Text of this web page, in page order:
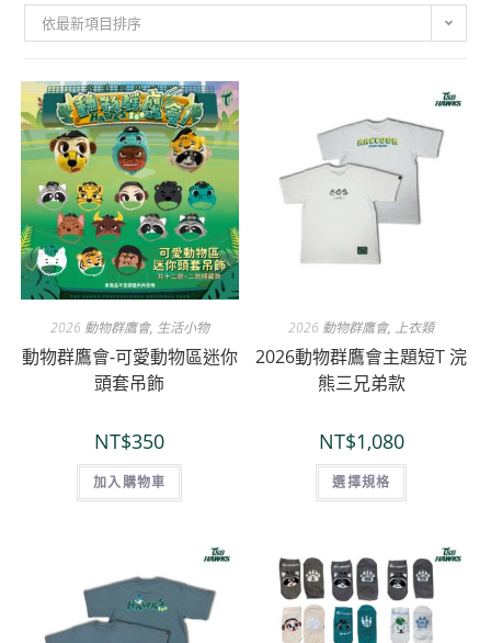
依最新項目排序
2026 動物群鷹會, 生活小物
動物群鷹會-可愛動物區迷你
頭套吊飾
NT$350
加入購物車
2026 動物群鷹會, 上衣類
2026動物群鷹會主題短T 浣
熊三兄弟款
NT$1,080
選擇規格